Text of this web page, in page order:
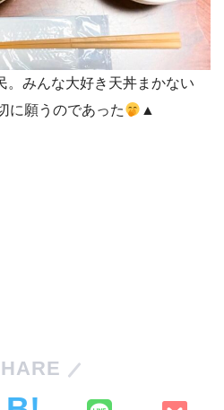
みんな大好き天丼まかない
に願うのであった
▲